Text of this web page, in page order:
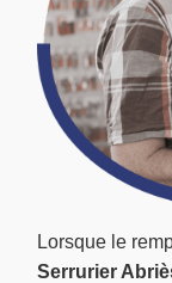
Lorsque le
Serrurier